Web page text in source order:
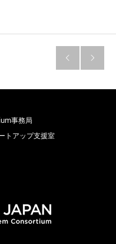
 
事務局
トアップ支援室